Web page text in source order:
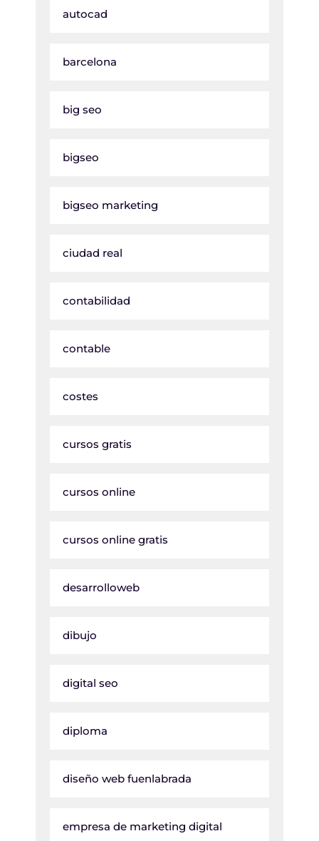
autocad
barcelona
big seo
bigseo
bigseo marketing
ciudad real
contabilidad
contable
costes
cursos gratis
cursos online
cursos online gratis
desarrolloweb
dibujo
digital seo
diploma
diseño web fuenlabrada
empresa de marketing digital